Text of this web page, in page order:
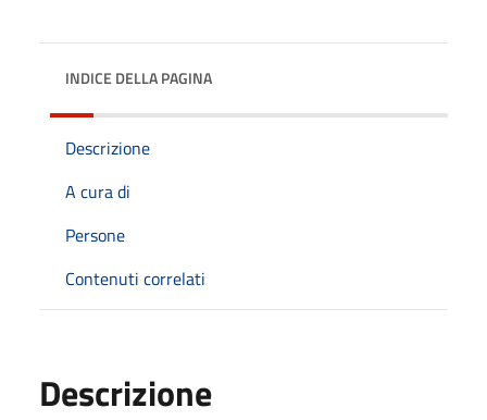
INDICE DELLA PAGINA
Descrizione
A cura di
Persone
Contenuti correlati
Descrizione